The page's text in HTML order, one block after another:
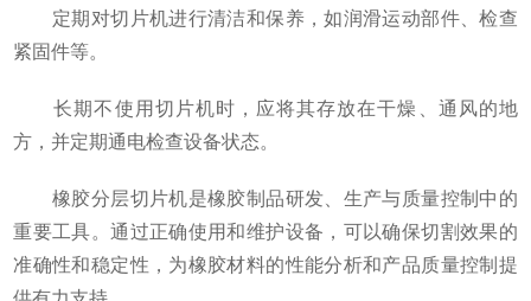
定期对切片机进行清洁和保养，如润滑运动部件、检查
紧固件等。
长期不使用切片机时，应将其存放在干燥、通风的地
方，并定期通电检查设备状态。
橡胶分层切片机是橡胶制品研发、生产与质量控制中的
重要工具。通过正确使用和维护设备，可以确保切割效果的
准确性和稳定性，为橡胶材料的性能分析和产品质量控制提